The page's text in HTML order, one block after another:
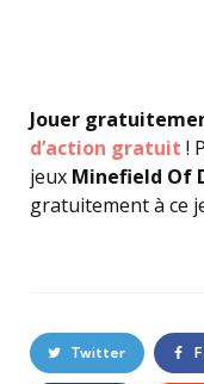
Jouer
d’action gratuit !
jeux Minefield Of
gratuitement à ce
Twitter